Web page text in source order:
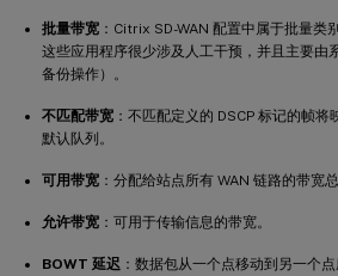
批量带宽 ：Citrix SD-WAN 配置中属于批量类
这些应用程序很少涉及人工干预，并且主要由
备份操作）。
不匹配带宽 ：不匹配定义的 DSCP 标记的帧
默认队列。
可用带宽 ：分配给站点所有 WAN 链路的带宽总
允许带宽 ：可用于传输信息的带宽。
BOWT 延迟 ：数据包从一个点移动到另一个